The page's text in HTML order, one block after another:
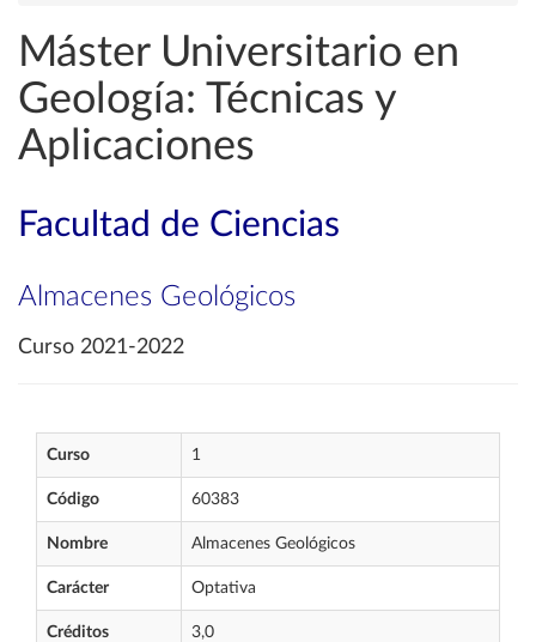
Máster Universitario en
Geología: Técnicas y
Aplicaciones
Facultad de Ciencias
Almacenes Geológicos
Curso 2021-2022
Curso 1
Código 60383
Nombre Almacenes Geológicos
Carácter Optativa
Créditos 3,0